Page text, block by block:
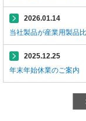
2026.01.14
当社製品が産業用製品
2025.12.25
年末年始休業のご案内